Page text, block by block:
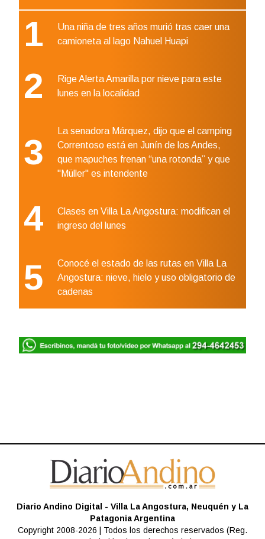
1
Una niña de tres años murió tras caer una
camioneta al lago Nahuel Huapi
2
Rige Alerta Amarilla por nieve para este
lunes en la localidad
3
La senadora Márquez, dijo que el camping
Correntoso está en Junín de los Andes,
que mapuches frenan “una rotonda” y que
"Müller" es intendente
4
Clases en Villa La Angostura: modifican el
ingreso del lunes
5
Conocé el estado de las rutas en Villa La
Angostura: nieve, hielo y uso obligatorio de
cadenas
Diario Andino Digital - Villa La Angostura, Neuquén y La
Patagonia Argentina
Copyright 2008-2026 | Todos los derechos reservados (Reg.